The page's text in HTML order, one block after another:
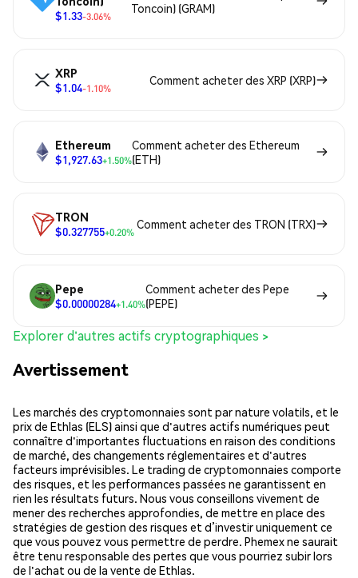
$1.33-3.06%
Toncoin) (GRAM)
XRP
$1.04-1.10%
Comment acheter des XRP (XRP)
Ethereum
$1,927.63+1.50%
Comment acheter des Ethereum
(ETH)
TRON
$0.327755+0.20%
Comment acheter des TRON (TRX)
Pepe
$0.00000284+1.40%
Comment acheter des Pepe
(PEPE)
Explorer d'autres actifs cryptographiques >
Avertissement
Les marchés des cryptomonnaies sont par nature volatils, et le
prix de Ethlas (ELS) ainsi que d'autres actifs numériques peut
connaître d'importantes fluctuations en raison des conditions
de marché, des changements réglementaires et d'autres
facteurs imprévisibles. Le trading de cryptomonnaies comporte
des risques, et les performances passées ne garantissent en
rien les résultats futurs. Nous vous conseillons vivement de
mener des recherches approfondies, de mettre en place des
stratégies de gestion des risques et d’investir uniquement ce
que vous pouvez vous permettre de perdre. Phemex ne saurait
être tenu responsable des pertes que vous pourriez subir lors
de l'achat ou de la vente de Ethlas.